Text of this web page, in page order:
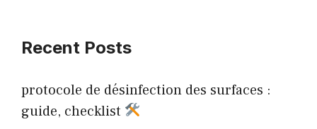
Recent Posts
protocole de désinfection des surfaces :
guide, checklist